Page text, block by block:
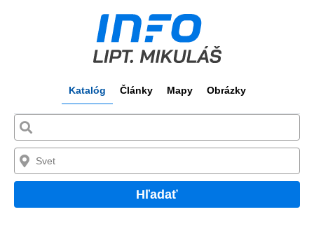
Katalóg Články Mapy Obrázky
Hľadať